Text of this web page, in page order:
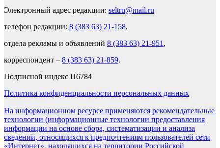
Электронный адрес редакции: seltru@mail.ru
телефон редакции: 8 (383 63) 21-158,
отдела рекламы и объявлений 8 (383 63) 21-951 ,
корреспондент – 8 (383 63) 21-859.
Подписной индекс П6784
Политика конфиденциальности персональных данных
На информационном ресурсе применяются рекомендательные
технологии (информационные технологии предоставления
информации на основе сбора, систематизации и анализа
сведений, относящихся к предпочтениям пользователей сети
«Интернет», находящихся на территории Российской